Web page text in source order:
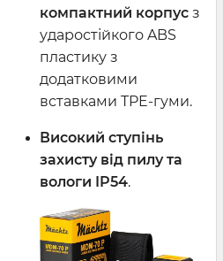
компактний корпус з
ударостійкого ABS
пластику з
додатковими
вставками TPE-гуми.
Високий ступінь
захисту від пилу та
вологи IP54.